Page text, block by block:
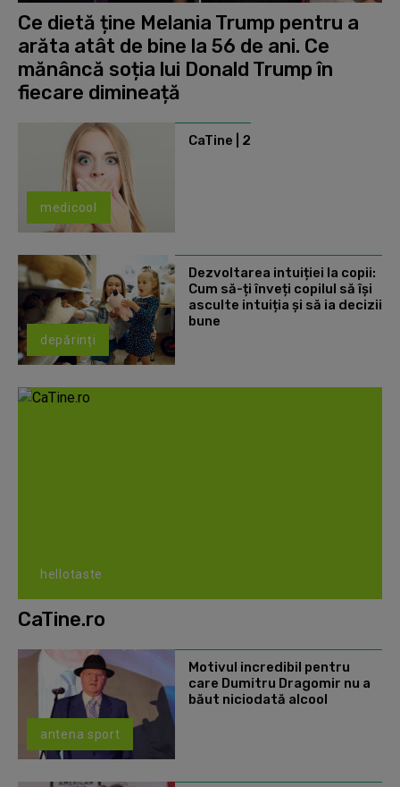
Ce dietă ține Melania Trump pentru a
arăta atât de bine la 56 de ani. Ce
mănâncă soția lui Donald Trump în
fiecare dimineață
medicool
CaTine | 2
depărinți
Dezvoltarea intuiției la copii:
Cum să-ți înveți copilul să își
asculte intuiția și să ia decizii
bune
hellotaste
CaTine.ro
antena sport
Motivul incredibil pentru
care Dumitru Dragomir nu a
băut niciodată alcool